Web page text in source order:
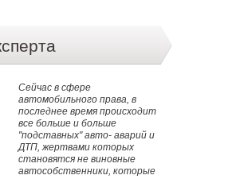
Сейчас в сфере
автомобильного права, в
последнее время происходит
все больше и больше
"подставных" авто- аварий и
ДТП, жертвами которых
становятся не виновные
автособственники, которые